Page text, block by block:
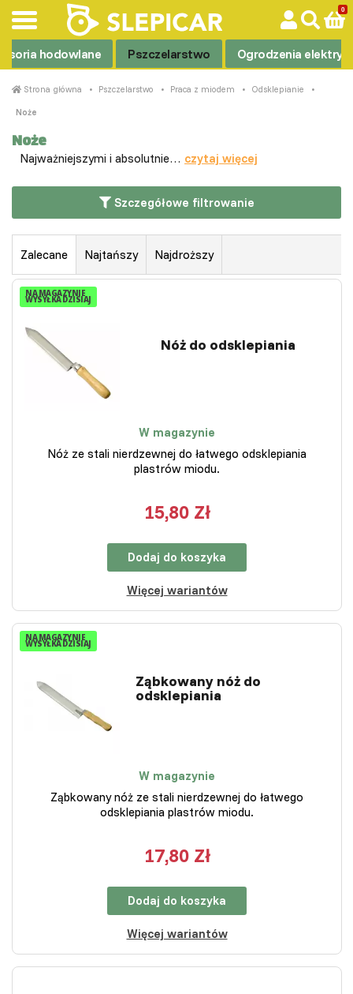
hodowlane Pszczelarstwo Ogrodzenia
Strona główna Pszczelarstwo Praca z miodem Odsklepianie
Noże
Noże
Najważniejszymi i absolutnie… czytaj więcej
Szczegółowe filtrowanie
Zalecane Najtańszy Najdroższy
NA MAGAZYNIE
WYSYŁKA DZISIAJ
Nóż do odsklepiania
W magazynie
Nóż ze stali nierdzewnej do łatwego odsklepiania
plastrów miodu.
15,80 Zł
Dodaj do koszyka
Więcej wariantów
NA MAGAZYNIE
WYSYŁKA DZISIAJ
Ząbkowany nóż do
odsklepiania
W magazynie
Ząbkowany nóż ze stali nierdzewnej do łatwego
odsklepiania plastrów miodu.
17,80 Zł
Dodaj do koszyka
Więcej wariantów